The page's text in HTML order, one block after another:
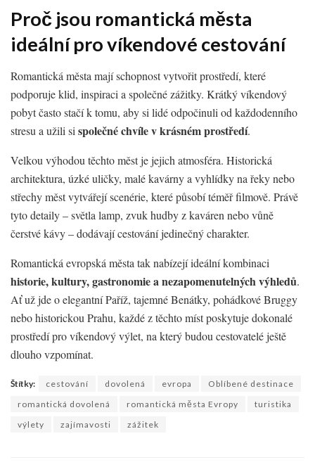
Proč jsou romantická města
ideální pro víkendové cestování
Romantická města mají schopnost vytvořit prostředí, které
podporuje klid, inspiraci a společné zážitky. Krátký víkendový
pobyt často stačí k tomu, aby si lidé odpočinuli od každodenního
stresu a užili si společné chvíle v krásném prostředí.
Velkou výhodou těchto měst je jejich atmosféra. Historická
architektura, úzké uličky, malé kavárny a vyhlídky na řeky nebo
střechy měst vytvářejí scenérie, které působí téměř filmově. Právě
tyto detaily – světla lamp, zvuk hudby z kaváren nebo vůně
čerstvé kávy – dodávají cestování jedinečný charakter.
Romantická evropská města tak nabízejí ideální kombinaci
historie, kultury, gastronomie a nezapomenutelných výhledů.
Ať už jde o elegantní Paříž, tajemné Benátky, pohádkové Bruggy
nebo historickou Prahu, každé z těchto míst poskytuje dokonalé
prostředí pro víkendový výlet, na který budou cestovatelé ještě
dlouho vzpomínat.
Štítky: cestování dovolená evropa
Oblíbené destinace
romantická dovolená
romantická města Evropy
turistika
výlety
zajímavosti zážitek